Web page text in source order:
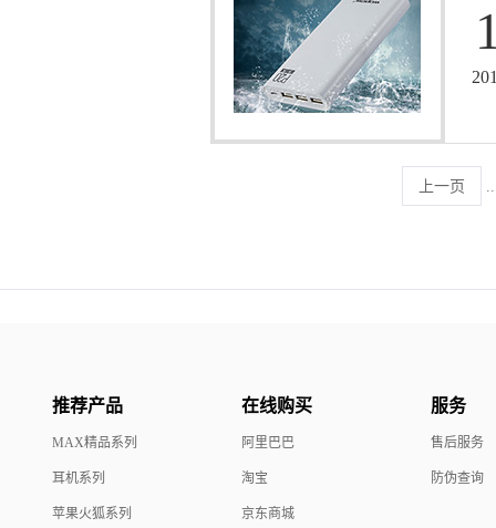
上一页
推荐产品
MAX精品系列
耳机系列
苹果火狐系列
在线购买
阿里巴巴
淘宝
京东商城
服务
售后服务
防伪查询